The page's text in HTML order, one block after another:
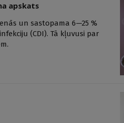
apskats
un sastopama 6—25 %
(CDI). Tā kļuvusi par